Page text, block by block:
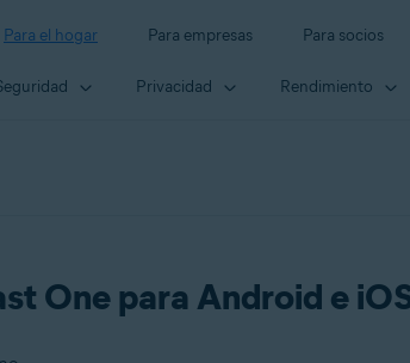
Para el hogar Para empresas Para socios
Privacidad Rendimiento
One para Android e